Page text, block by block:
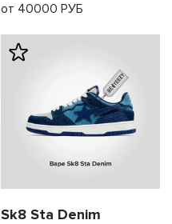
от 40000 РУБ
Sk8 Sta Denim